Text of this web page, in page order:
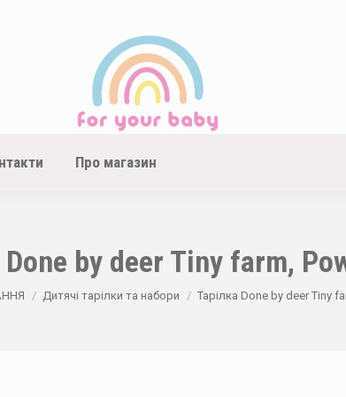
Про магазин
Done by deer Tiny farm,
Дитячі тарілки та набори Тарілка Done by deer Tiny